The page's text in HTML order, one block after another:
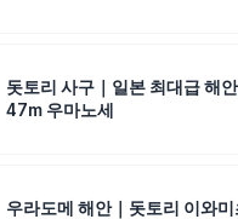
돗토리 사구｜일본 최대급 해
47m 우마노세
우라도메 해안｜돗토리 이와